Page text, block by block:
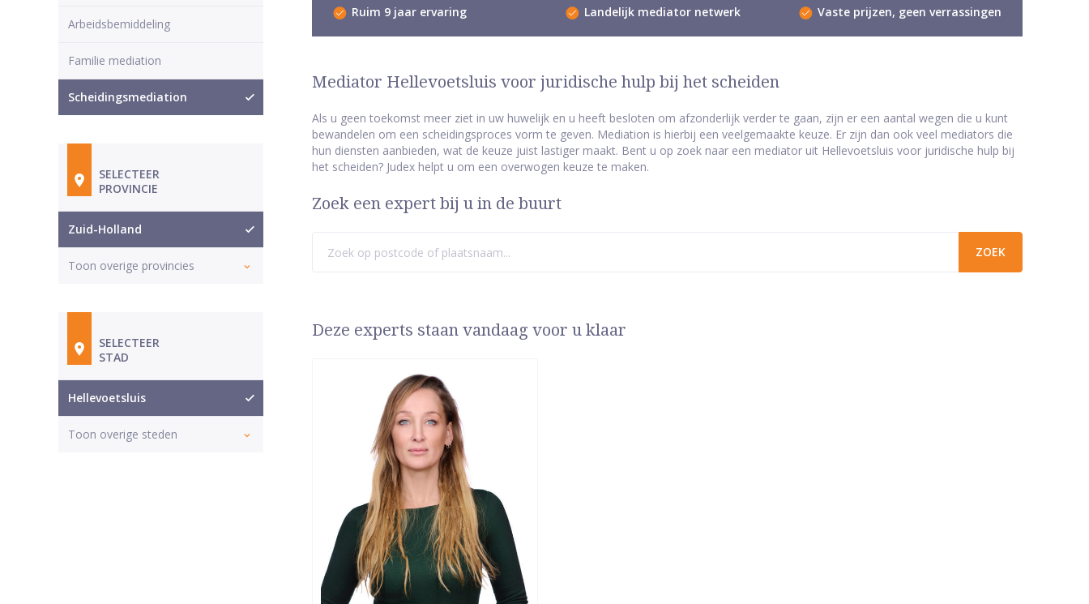
Ruim 9 jaar ervaring Landelijk mediator netwerk Vaste prijzen, geen verrassingen
Mediator Hellevoetsluis voor juridische hulp bij het scheiden
Als u geen toekomst meer ziet in uw huwelijk en u heeft besloten om afzonderlijk verder te gaan, zijn er een aantal wegen die u kunt
bewandelen om een scheidingsproces vorm te geven. Mediation is hierbij een veelgemaakte keuze. Er zijn dan ook veel mediators die
hun diensten aanbieden, wat de keuze juist lastiger maakt. Bent u op zoek naar een mediator uit Hellevoetsluis voor juridische hulp bij
het scheiden? Judex helpt u om een overwogen keuze te maken.
Zoek een expert bij u in de buurt
Deze experts staan vandaag voor u klaar
Arbeidsbemiddeling
Familie mediation
Scheidingsmediation
SELECTEER
PROVINCIE
Zuid-Holland
Toon overige provincies
SELECTEER
STAD
Hellevoetsluis
Toon overige steden